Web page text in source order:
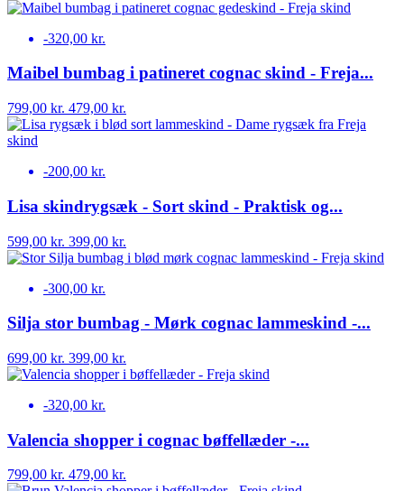
-320,00 kr.
Maibel bumbag i patineret cognac skind - Freja...
799,00 kr. 479,00 kr.
-200,00 kr.
Lisa skindrygsæk - Sort skind - Praktisk og...
599,00 kr. 399,00 kr.
-300,00 kr.
Silja stor bumbag - Mørk cognac lammeskind -...
699,00 kr. 399,00 kr.
-320,00 kr.
Valencia shopper i cognac bøffellæder -...
799,00 kr. 479,00 kr.